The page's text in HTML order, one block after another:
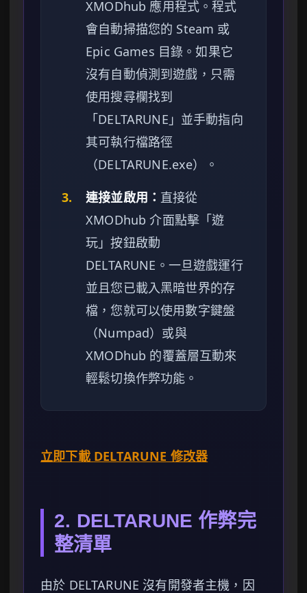
XMODhub 應用程式。程式
會自動掃描您的 Steam 或
Epic Games 目錄。如果它
沒有自動偵測到遊戲，只需
使用搜尋欄找到
「DELTARUNE」並手動指向
其可執行檔路徑
（DELTARUNE.exe）。
3.
連接並啟用： 直接從
XMODhub 介面點擊「遊
玩」按鈕啟動
DELTARUNE。一旦遊戲運行
並且您已載入黑暗世界的存
檔，您就可以使用數字鍵盤
（Numpad）或與
XMODhub 的覆蓋層互動來
輕鬆切換作弊功能。
立即下載 DELTARUNE 修改器
2. DELTARUNE 作弊完
整清單
由於 DELTARUNE 沒有開發者主機，因